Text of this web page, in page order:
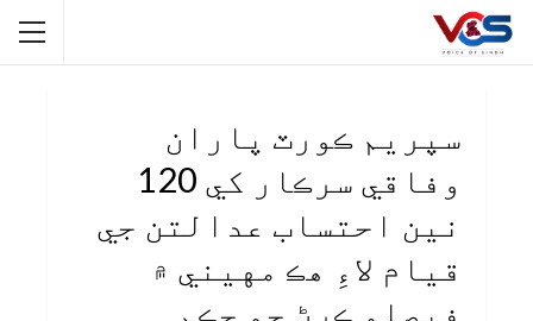
سپريم ڪورٽ پاران
وفاقي سرڪار کي 120
نين احتساب عدالتن جي
قيام لاءِ هڪ مهيني ۾
فيصلو ڪرڻ جو حڪم